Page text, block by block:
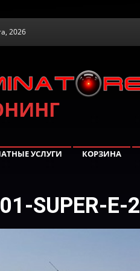
2026
УСЛУГИ КОРЗИНА
SUPER-E-2